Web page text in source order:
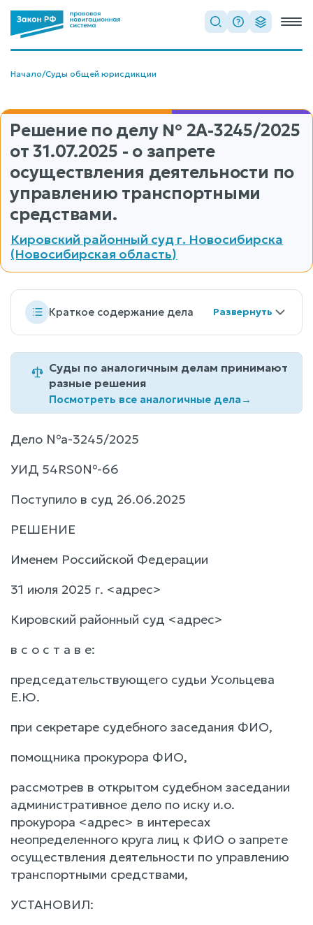
Начало/Суды общей юрисдикции
Решение по делу № 2А-3245/2025
от 31.07.2025 - о запрете
осуществления деятельности по
управлению транспортными
средствами.
Кировский районный суд г. Новосибирска
(Новосибирская область)
Краткое содержание дела
Суды по аналогичным делам принимают
разные решения
Посмотреть все аналогичные дела→
Дело №а-3245/2025
УИД 54RS0№-66
Поступило в суд 26.06.2025
РЕШЕНИЕ
Именем Российской Федерации
31 июля 2025 г. <адрес>
Кировский районный суд <адрес>
в с о с т а в е:
председательствующего судьи Усольцева
Е.Ю.
при секретаре судебного заседания ФИО,
помощника прокурора ФИО,
рассмотрев в открытом судебном заседании
административное дело по иску и.о.
прокурора <адрес> в интересах
неопределенного круга лиц к ФИО о запрете
осуществления деятельности по управлению
транспортными средствами,
УСТАНОВИЛ: